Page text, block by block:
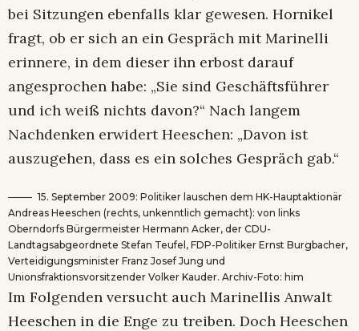
bei Sitzungen ebenfalls klar gewesen. Hornikel
fragt, ob er sich an ein Gespräch mit Marinelli
erinnere, in dem dieser ihn erbost darauf
angesprochen habe: „Sie sind Geschäftsführer
und ich weiß nichts davon?“ Nach langem
Nachdenken erwidert Heeschen: „Davon ist
auszugehen, dass es ein solches Gespräch gab.“
15. September 2009: Politiker lauschen dem HK-Hauptaktionär
Andreas Heeschen (rechts, unkenntlich gemacht): von links
Oberndorfs Bürgermeister Hermann Acker, der CDU-
Landtagsabgeordnete Stefan Teufel, FDP-Politiker Ernst Burgbacher,
Verteidigungsminister Franz Josef Jung und
Unionsfraktionsvorsitzender Volker Kauder. Archiv-Foto: him
Im Folgenden versucht auch Marinellis Anwalt
Heeschen in die Enge zu treiben. Doch Heeschen